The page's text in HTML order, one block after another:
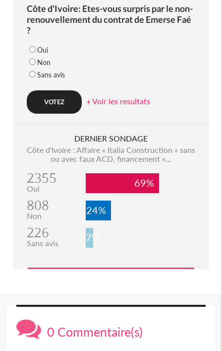
Côte d'Ivoire: Etes-vous surpris par le non-
renouvellement du contrat de Emerse Faé
?
Oui
Non
Sans avis
+ Voir les resultats
DERNIER SONDAGE
Côte d'Ivoire : Affaire « Italia Construction » sans
ou avec faux ACD, financement «...
2355
Oui 69%
808
Non 24%
226
Sans avis 7%
0 Commentaire(s)